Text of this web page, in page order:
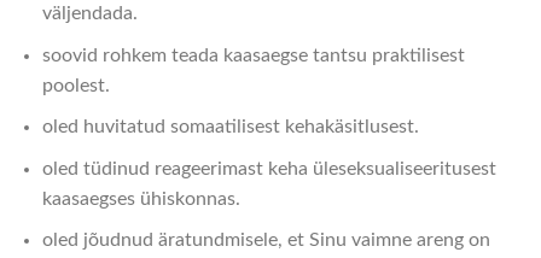
väljendada.
soovid rohkem teada kaasaegse tantsu praktilisest
poolest.
oled huvitatud somaatilisest kehakäsitlusest.
oled tüdinud reageerimast keha üleseksualiseeritusest
kaasaegses ühiskonnas.
oled jõudnud äratundmisele, et Sinu vaimne areng on